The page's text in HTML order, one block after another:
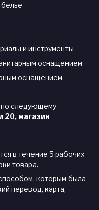
и инструменты
оснащением
оснащением
по следующему
20, магазин
в течение 5 рабочих
товара.
которым была
перевод, карта,